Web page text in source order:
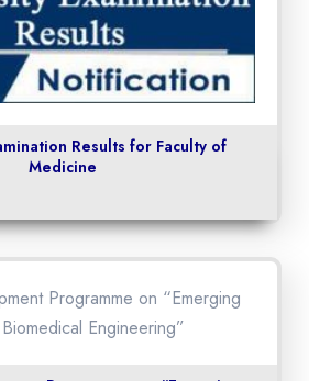
Results for Faculty of
Medicine